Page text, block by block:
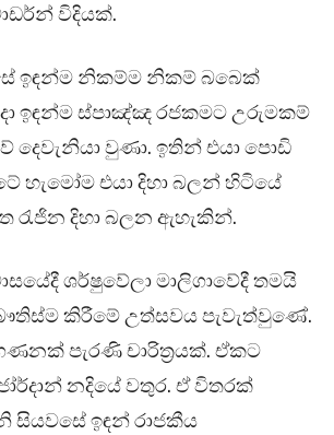
විදියක්.
ඉඳන්ම නිකම්ම නිකම් බබෙක්
ඉඳන්ම ස්පාඤ්ඤ රජකමට උරුමකම්
දෙවැනියා වුණා. ඉතින් එයා පොඩි
හැමෝම එයා දිහා බලන් හිටියේ
රැජින දිහා බලන ඇහැකින්.
ශර්ෂුවේලා මාලිගාවේදී තමයි
කිරීමේ උත්සවය පැවැත්වුණේ.
පැරණි චාරිත්‍රයක්. ඒකට
නදියේ වතුර. ඒ විතරක්
සියවසේ ඉඳන් රාජකීය